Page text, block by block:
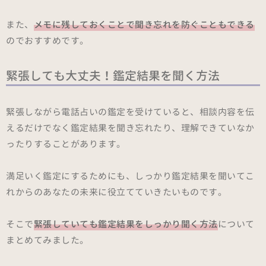
また、 メモに残しておくことで聞き忘れを防ぐこともできる
のでおすすめです。
緊張しても大丈夫！鑑定結果を聞く方法
緊張しながら電話占いの鑑定を受けていると、相談内容を伝
えるだけでなく鑑定結果を聞き忘れたり、理解できていなか
ったりすることがあります。
満足いく鑑定にするためにも、しっかり鑑定結果を聞いてこ
れからのあなたの未来に役立てていきたいものです。
そこで緊張していても鑑定結果をしっかり聞く方法について
まとめてみました。